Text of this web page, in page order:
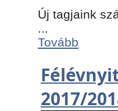
Új tagjaink
Tovább
2017/